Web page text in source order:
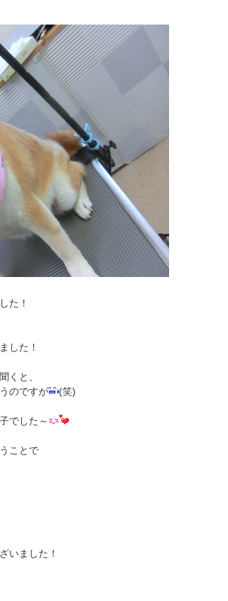
た！
した！
くと、
のですが
(笑)
でした～
ことで
いました！